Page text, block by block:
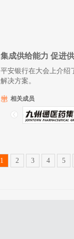
平安银行在大会上介绍
解决方案。
相关成员
1 2 3 4 5